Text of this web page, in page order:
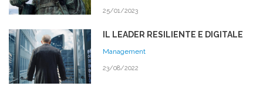
25/01/2023
IL LEADER RESILIENTE E DIGITALE
Management
23/08/2022